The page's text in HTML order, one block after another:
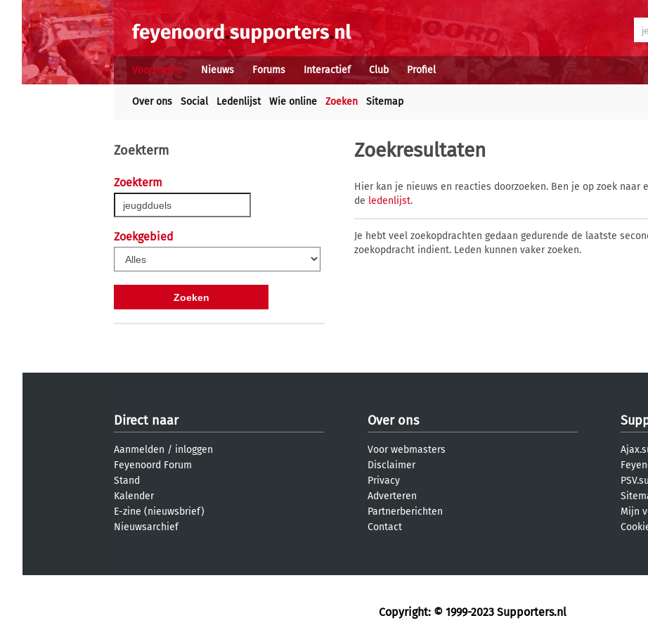
Voorpagina Nieuws Forums Interactief Club Profiel
Over ons Social Ledenlijst Wie online Zoeken Sitemap
Zoekterm
Zoekterm
Zoekgebied
Zoekresultaten
Hier kan je nieuws en reacties doorzoeken. Ben je op zoek naar
de ledenlijst.
Je hebt veel zoekopdrachten gedaan gedurende de laatste
zoekopdracht indient. Leden kunnen vaker zoeken.
Direct naar
Aanmelden / inloggen
Feyenoord Forum
Stand
Kalender
E-zine (nieuwsbrief)
Nieuwsarchief
Over ons
Voor webmasters
Disclaimer
Privacy
Adverteren
Partnerberichten
Contact
Mijn
Copyright: © 1999-2023 Supporters.nl